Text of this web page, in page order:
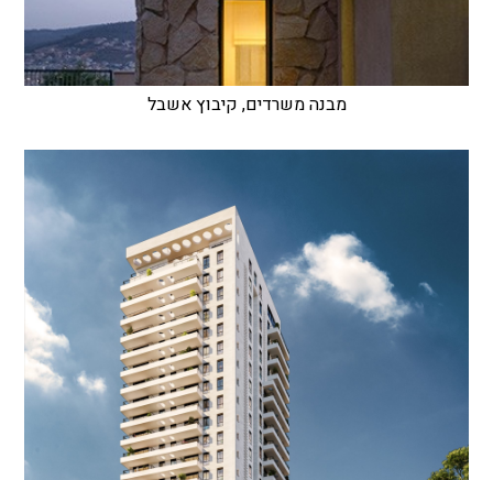
מבנה משרדים, קיבוץ אשבל